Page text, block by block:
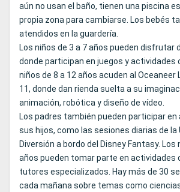
aún no usan el baño, tienen una piscina
propia zona para cambiarse. Los bebés
atendidos en la guardería.
Los niños de 3 a 7 años pueden disfrutar
donde participan en juegos y actividades
niños de 8 a 12 años acuden al Oceaneer
11, donde dan rienda suelta a su
animación, robótica y diseño de vídeo.
Los padres también pueden participar
sus hijos, como las sesiones diarias de la
Diversión a bordo del Disney Fantasy. Los
años pueden tomar parte en actividades
tutores especializados. Hay más de 30
cada mañana sobre temas como